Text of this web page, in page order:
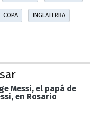
COPA INGLATERRA
Messi, el papá de
en Rosario